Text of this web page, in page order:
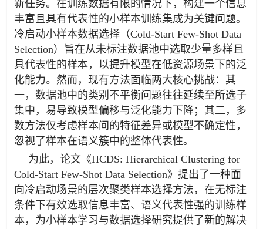
新任务。在训练数据有限的情况下，构建一个信息
丰富且具有代表性的小样本训练集成为关键问题。
冷启动小样本数据选择（Cold-Start Few-Shot Data
Selection）旨在从未标注数据池中选取少量多样且
具代表性的样本，以提升模型在低资源场景下的泛
化能力。然而，现有方法面临两大核心挑战：其
一，数据池中的类别不平衡问题往往延续至所选子
集中，易导致模型偏移与泛化能力下降；其二，多
数方法仅考虑样本间的特征差异或模型不确定性，
忽视了样本在语义簇中的整体代表性。
为此，论文《HCDS: Hierarchical Clustering for
Cold-Start Few-Shot Data Selection》提出了一种面
向冷启动场景的层次聚类样本选择方法，在无标注
条件下有效选取信息丰富、语义代表性强的训练样
本，为小样本学习与数据选择研究提供了新的解决